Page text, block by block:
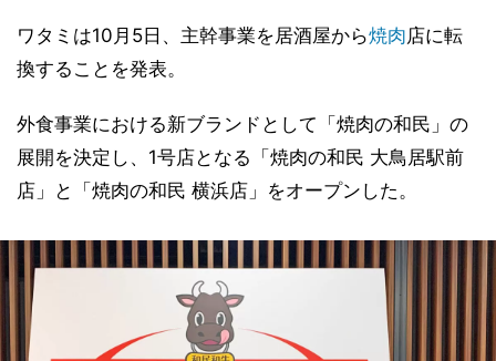
ワタミは10月5日、主幹事業を居酒屋から焼肉店に転
換することを発表。
外食事業における新ブランドとして「焼肉の和民」の
展開を決定し、1号店となる「焼肉の和民 大鳥居駅前
店」と「焼肉の和民 横浜店」をオープンした。